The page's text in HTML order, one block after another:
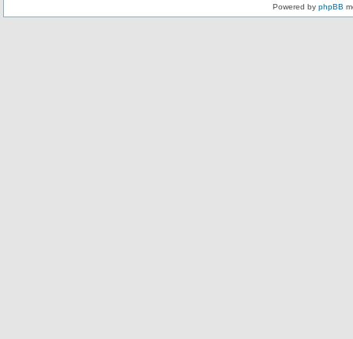
Powered by phpBB